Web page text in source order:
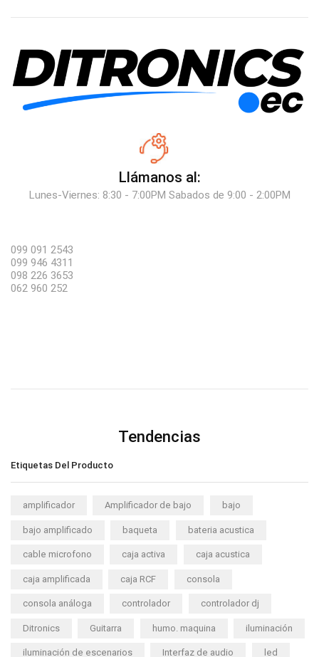
Llámanos al:
Lunes-Viernes: 8:30 - 7:00PM Sabados de 9:00 - 2:00PM
099 091 2543
099 946 4311
098 226 3653
062 960 252
Tendencias
Etiquetas Del Producto
amplificador Amplificador de bajo bajo
bajo amplificado baqueta bateria acustica
cable microfono caja activa caja acustica
caja amplificada caja RCF consola
consola análoga controlador controlador dj
Ditronics Guitarra humo. maquina iluminación
iluminación de escenarios Interfaz de audio led